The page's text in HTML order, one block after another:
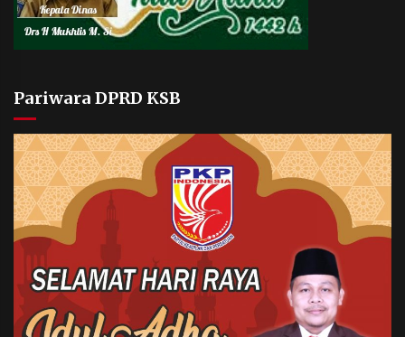
Pariwara DPRD KSB